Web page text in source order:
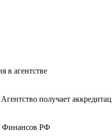
в агентстве
получает
Финансов РФ